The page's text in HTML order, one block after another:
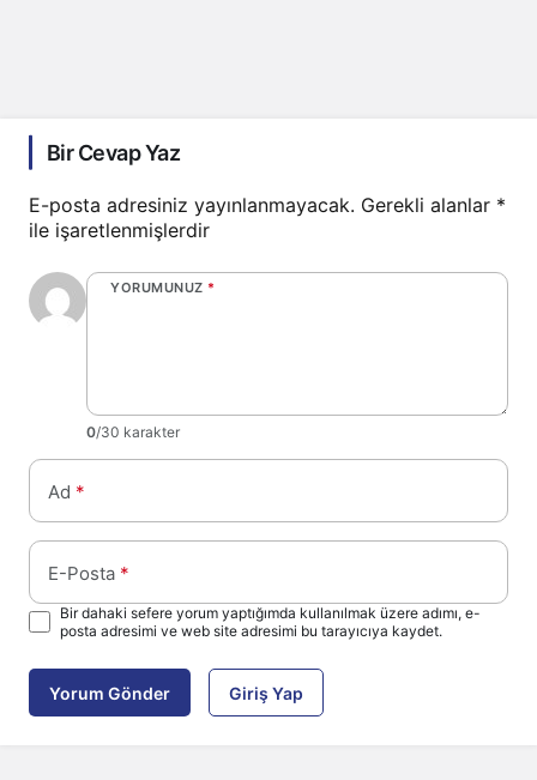
Bir Cevap Yaz
E-posta adresiniz yayınlanmayacak. Gerekli alanlar *
ile işaretlenmişlerdir
YORUMUNUZ *
0/30 karakter
Ad *
E-Posta *
Bir dahaki sefere yorum yaptığımda kullanılmak üzere adımı, e-
posta adresimi ve web site adresimi bu tarayıcıya kaydet.
Yorum Gönder Giriş Yap